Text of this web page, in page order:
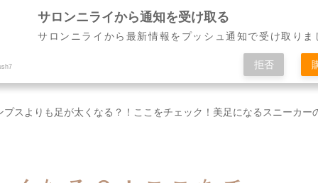
プスよりも足が太くなる？！ここをチェック！美足になるスニーカー
サロンニライから通知を受け取る
サロンニライから最新情報をプッシュ通知で受け取りま
拒否